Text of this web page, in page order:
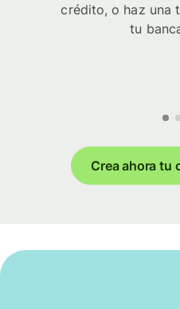
crédito, o haz una
tu
Crea ahora tu